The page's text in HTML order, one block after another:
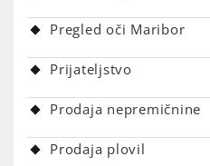
Pregled oči Maribor
Prijateljstvo
Prodaja nepremičnine
Prodaja plovil